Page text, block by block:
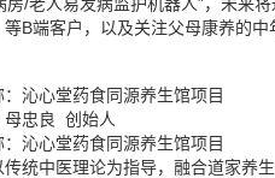
B端客户，以及关注父母康养的
沁心堂药食同源养生馆项目
母忠良 创始人
沁心堂药食同源养生馆项目
统中医理论为指导，融合道家养